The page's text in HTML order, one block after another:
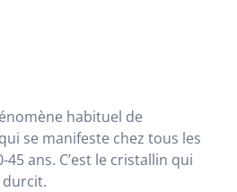
habituel de
se manifeste chez tous les
45 ans. C’est le cristallin qui
durcit.